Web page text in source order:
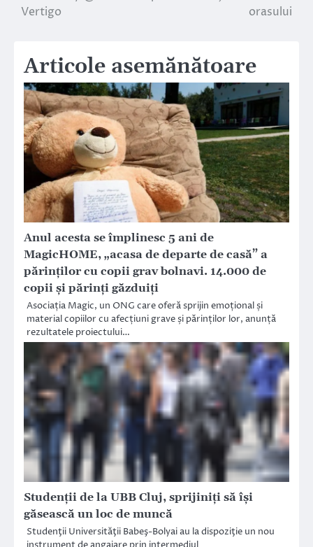
în
Vertigo
orasului
Articole asemănătoare
Anul acesta se împlinesc 5 ani de
MagicHOME, „acasa de departe de casă” a
părinților cu copii grav bolnavi. 14.000 de
copii și părinți găzduiți
Asociația Magic, un ONG care oferă sprijin emoțional și
material copiilor cu afecțiuni grave și părinților lor, anunță
rezultatele proiectului…
Studenții de la UBB Cluj, sprijiniți să își
găsească un loc de muncă
Studenţii Universităţii Babeş-Bolyai au la dispoziţie un nou